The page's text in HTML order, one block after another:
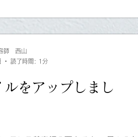
ルをアップしまし
師 西山
読了時間: 1分